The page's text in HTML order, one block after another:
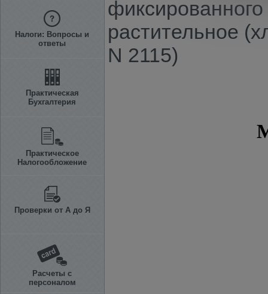
Налоги: Вопросы и
ответы
Практическая
Бухгалтерия
Практическое
Налогообложение
Проверки от А до Я
Расчеты с
персоналом
растительное
N 2115)